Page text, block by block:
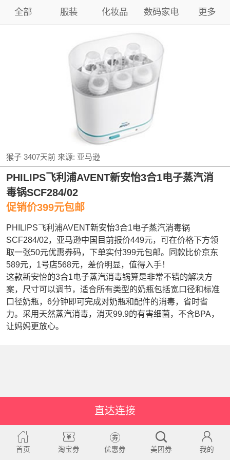
全部 服装 化妆品 数码家电 更多
猴子 3407天前来源: 亚马逊
PHILIPS飞利浦AVENT新安怡3合1电子蒸汽消
毒锅SCF284/02
促销价399元包邮
PHILIPS飞利浦AVENT新安怡3合1电子蒸汽消毒锅
SCF284/02，亚马逊中国目前报价449元，可在价格下方领
取一张50元优惠券码，下单实付399元包邮。同款比价京东
589元，1号店568元，差价明显，值得入手！
这款新安怡的3合1电子蒸汽消毒锅算是非常不错的解决方
案，尺寸可以调节，适合所有类型的奶瓶包括宽口径和标准
口径奶瓶，6分钟即可完成对奶瓶和配件的消毒，省时省
力。采用天然蒸汽消毒，消灭99.9的有害细菌，不含BPA，
让妈妈更放心。
直达连接
首页 淘宝券 优惠券 美团券 我的